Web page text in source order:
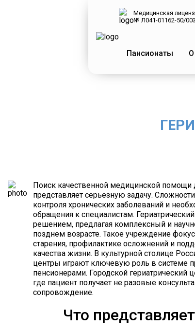
Медицинская
№ Л041-01162-50/
Пансионаты
Поиск качественной медицинской помощи
представляет серьезную задачу.
контроля хронических заболеваний и
обращения к специалистам.
решением, предлагая комплексный и
позднем возрасте. Такое учреждение
старения, профилактике осложнений и
качества жизни. В культурной столице
центры играют ключевую роль в системе
пенсионерами. Городской
где пациент получает не разовые
сопровождение.
Что